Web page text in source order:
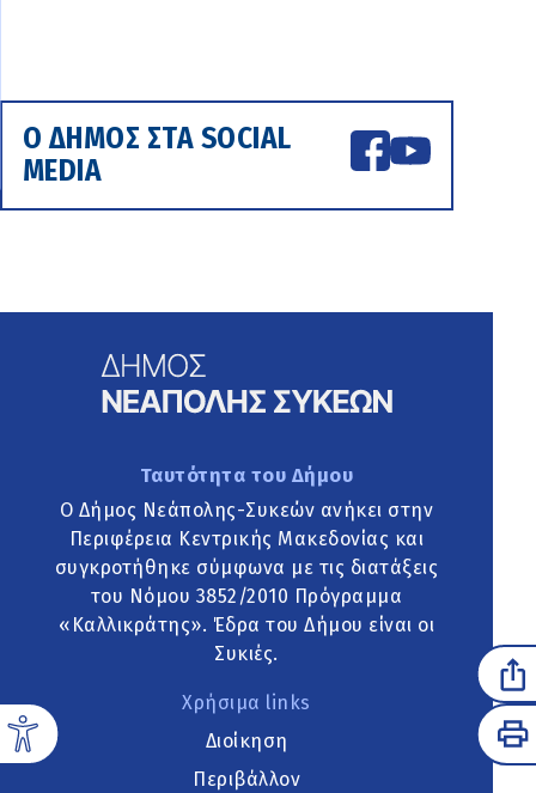
Ο ΔΗΜΟΣ ΣΤΑ SOCIAL
MEDIA
Ταυτότητα του Δήμου
Ο Δήμος Νεάπολης-Συκεών ανήκει στην
Περιφέρεια Κεντρικής Μακεδονίας και
συγκροτήθηκε σύμφωνα με τις διατάξεις
του Νόμου 3852/2010 Πρόγραμμα
«Καλλικράτης». Έδρα του Δήμου είναι οι
Συκιές.
Χρήσιμα links
Διοίκηση
Περιβάλλον